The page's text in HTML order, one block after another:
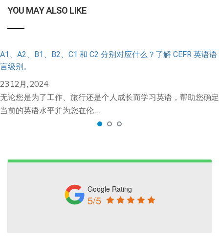
YOU MAY ALSO LIKE
A1、A2、B1、B2、C1 和 C2 分别对应什么？了解 CEFR 英语语
言级别。
23 12月, 2024
无论您是为了工作、旅行还是个人成长而学习英语，帮助您确定
当前的英语水平并为您在伦 …
Google Rating
5/5